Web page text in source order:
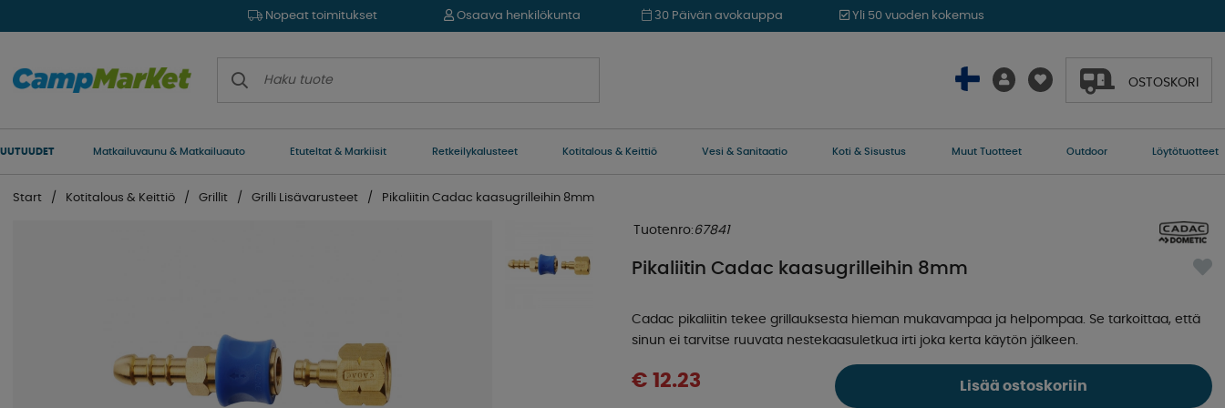
Nopeat toimitukset Osaava henkilökunta 30 Päivän avokauppa Yli 50 vuoden kokemus
OSTOSKORI
UUTUUDET Matkailuvaunu & Matkailuauto Etuteltat & Markiisit Retkeilykalusteet Kotitalous & Keittiö Vesi & Sanitaatio Koti & Sisustus Muut Tuotteet Outdoor Löytötuotteet
Start Kotitalous & Keittiö Grillit Grilli Lisävarusteet Pikaliitin Cadac kaasugrilleihin 8mm
Tuotenro: 67841
Pikaliitin Cadac kaasugrilleihin 8mm
Cadac pikaliitin tekee grillauksesta hieman mukavampaa ja helpompaa. Se tarkoittaa, että
sinun ei tarvitse ruuvata nestekaasuletkua irti joka kerta käytön jälkeen.
€ 12.23 Lisää ostoskoriin